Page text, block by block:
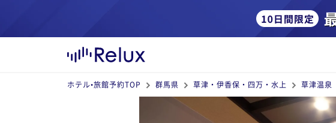
ホテル•旅館予約TOP 群馬県 草津・伊香保・四万・水上 草津温泉